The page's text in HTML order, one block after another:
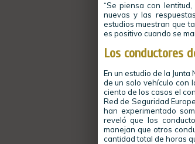
“Se piensa con
nuevas y las
estudios muestran que
es positivo cuando se
Los conductores
En un estudio de la
de un solo vehículo con
ciento de los casos el
Red de Seguridad
han experimentado
reveló que los
manejan que otros
cantidad total de horas